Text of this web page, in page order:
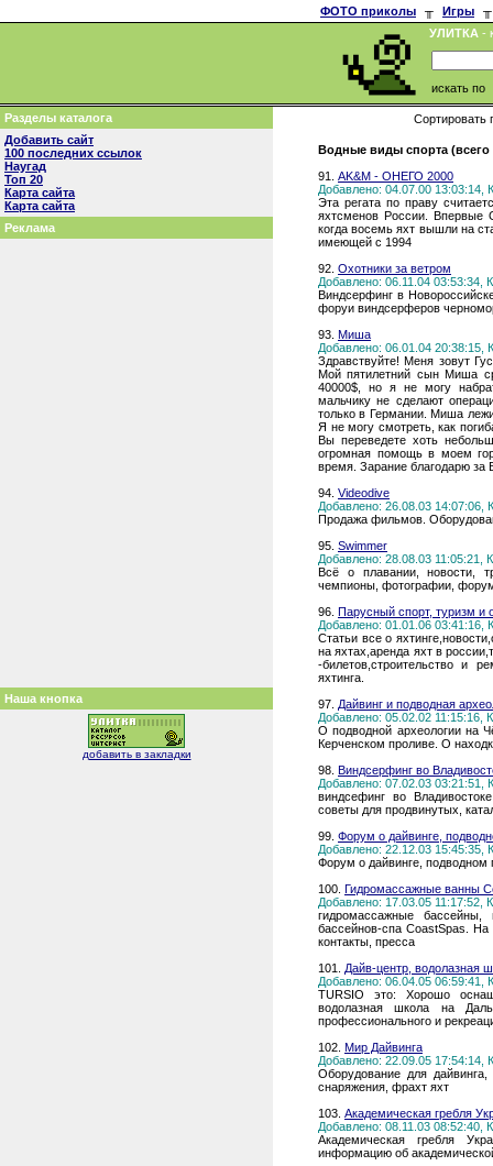
ФОТО приколы ╥ Игры
╥
УЛИТКА -
искать по
Разделы каталога
Добавить сайт
100 последних ссылок
Наугад
Топ 20
Карта сайта
Карта сайта
Реклама
Наша кнопка
добавить в закладки
Сортировать
Водные виды спорта (всего
91. AK&M - ОНЕГО 2000
Добавлено: 04.07.00 13:03:14,
Эта регата по праву
яхтсменов России. Впервые
когда восемь яхт вышли на
имеющей с 1994
92. Охотники за ветром
Добавлено: 06.11.04 03:53:34,
Виндсерфинг в
форуи виндсерферов
93. Миша
Добавлено: 06.01.04 20:38:15,
Здравствуйте! Меня зовут
Мой пятилетний сын Миша
40000$, но я не могу
мальчику не сделают
только в Германии. Миша
Я не могу смотреть, как
Вы переведете хоть
огромная помощь в моем
время. Зарание благодарю
94. Videodive
Добавлено: 26.08.03 14:07:06,
Продажа фильмов.
95. Swimmer
Добавлено: 28.08.03 11:05:21,
Всё о плавании, новости,
чемпионы, фотографии,
96. Парусный спорт, туризм и
Добавлено: 01.01.06 03:41:16,
Статьи все о
на яхтах,аренда яхт в
-билетов,строительство и
яхтинга.
97. Дайвинг и подводная
Добавлено: 05.02.02 11:15:16,
О подводной археологии на
Керченском проливе. О
98. Виндсерфинг во
Добавлено: 07.02.03 03:21:51,
виндсефинг во
советы для продвинутых,
99. Форум о дайвинге,
Добавлено: 22.12.03 15:45:35,
Форум о дайвинге, подводном
100. Гидромассажные ванны
Добавлено: 17.03.05 11:17:52,
гидромассажные
бассейнов-спа CoastSpas. На
контакты, пресса
101. Дайв-центр, водолазная
Добавлено: 06.04.05 06:59:41,
TURSIO это: Хорошо
водолазная школа на
профессионального и
102. Мир Дайвинга
Добавлено: 22.09.05 17:54:14,
Оборудование для
снаряжения, фрахт яхт
103. Академическая гребля
Добавлено: 08.11.03 08:52:40,
Академическая гребля
информацию об